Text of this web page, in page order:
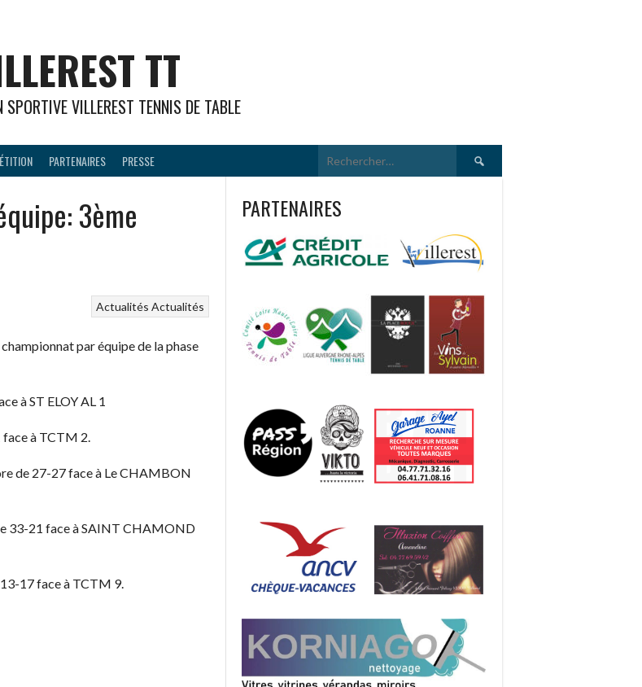
TT
VILLEREST TENNIS DE TABLE
PARTENAIRES PRESSE Rechercher :
3ème
Actualités Actualités
par équipe de la phase
à ST ELOY AL 1
face à TCTM 2.
de 27-27 face à Le CHAMBON
33-21 face à SAINT CHAMOND
13-17 face à TCTM 9.
PARTENAIRES